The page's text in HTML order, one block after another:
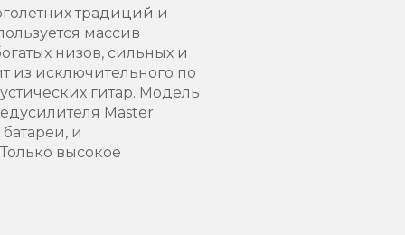
традиций и
массив
низов, сильных и
из исключительного по
гитар. Модель
Master
и
высокое